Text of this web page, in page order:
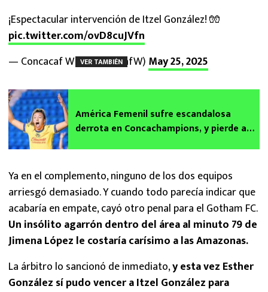
¡Espectacular intervención de Itzel González! 🧤
pic.twitter.com/ovD8cuJVfn
— Concacaf W (@ConcacafW) May 25, 2025
VER TAMBIÉN
América Femenil sufre escandalosa
derrota en Concachampions, y pierde a
Ya en el complemento, ninguno de los dos equipos
arriesgó demasiado. Y cuando todo parecía indicar que
acabaría en empate, cayó otro penal para el Gotham FC.
Un insólito agarrón dentro del área al minuto 79 de
Jimena López le costaría carísimo a las Amazonas.
La árbitro lo sancionó de inmediato,y esta vez Esther
González sí pudo vencer a Itzel González para